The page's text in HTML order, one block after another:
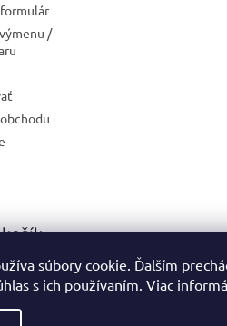
súbory cookie. Ďalším
s ich používaním. Viac
/
/0 €